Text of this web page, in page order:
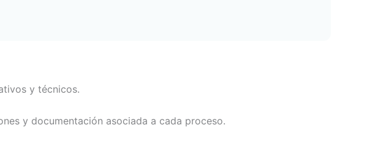
y técnicos.
y documentación asociada a cada proceso.